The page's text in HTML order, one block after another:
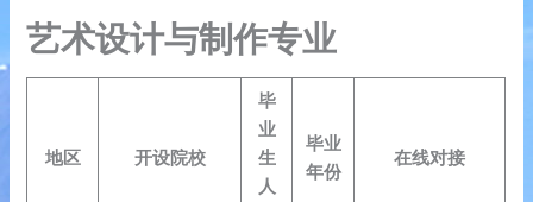
艺术设计与制作专业
地区 开设院校
毕
业
生
人
毕业
年份
在线对接